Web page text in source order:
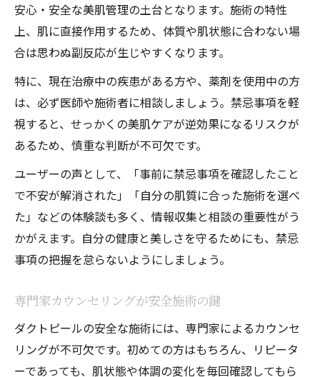
安心・安全な美肌管理の土台となります。施術の特性
上、肌に直接作用するため、体質や肌状態に合わない場
合は思わぬ副反応が生じやすくなります。
特に、現在治療中の疾患がある方や、薬剤を使用中の方
は、必ず医師や施術者に相談しましょう。禁忌事項を軽
視すると、せっかくの美肌ケアが逆効果になるリスクが
あるため、慎重な判断が不可欠です。
ユーザーの声として、「事前に禁忌事項を確認したこと
で不安が解消された」「自分の肌質に合った施術を選べ
た」などの体験談も多く、情報収集と相談の重要性がう
かがえます。自分の健康と美しさを守るためにも、禁忌
事項の把握を怠らないようにしましょう。
専門家カウンセリングが安全施術の鍵
ダクトピールの安全な施術には、専門家によるカウンセ
リングが不可欠です。初めての方はもちろん、リピータ
ーであっても、肌状態や体調の変化を毎回確認してもら